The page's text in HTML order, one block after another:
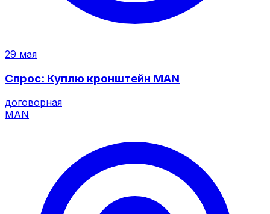
29 мая
Спрос: Куплю кронштейн MAN
договорная
MAN